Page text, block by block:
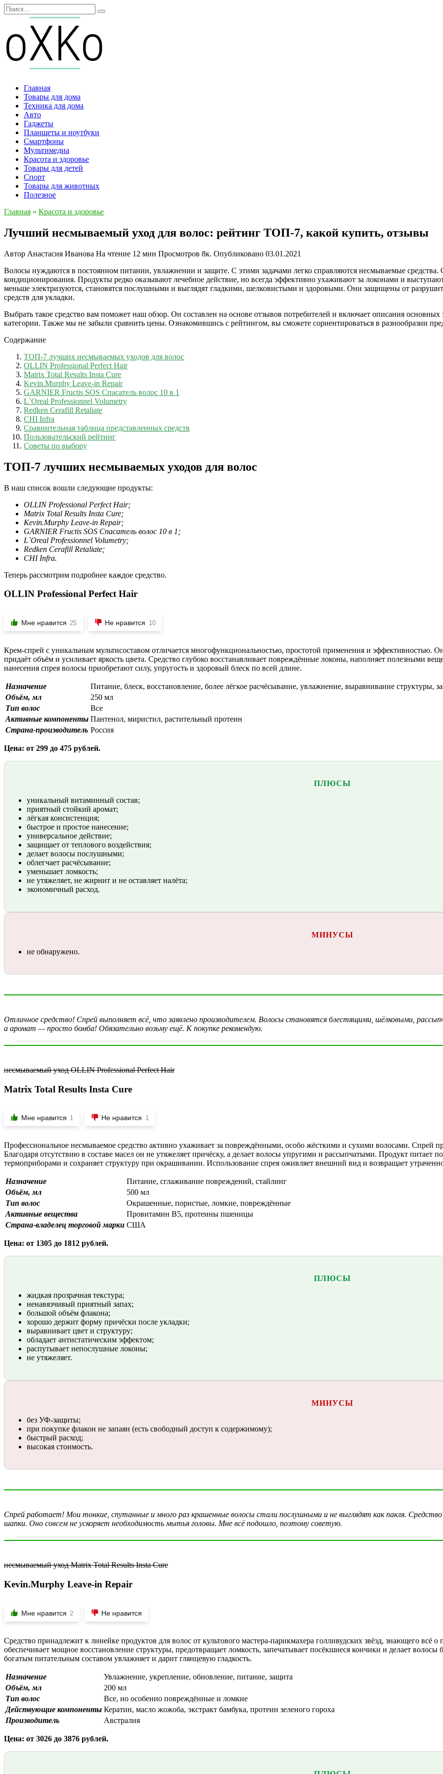
Перейти
к
содержанию
Search
for:
Главная
Товары для дома
Техника для дома
Авто
Гаджеты
Планшеты и ноутбуки
Смартфоны
Мультимедиа
Красота и здоровье
Товары для детей
Спорт
Товары для животных
Полезное
Главная » Красота и здоровье
Лучший несмываемый уход для волос: рейтинг ТОП-7, какой купить, отзывы
Автор Анастасия Иванова На чтение 12 мин Просмотров 8к. Опубликовано 03.01.2021
Волосы нуждаются в постоянном питании, увлажнении и защите. С этими задачами легко справляются несмываемые
кондиционирования. Продукты редко оказывают лечебное действие, но всегда эффективно ухаживают за локонами и
меньше электризуются, становятся послушными и выглядят гладкими, шелковистыми и здоровыми. Они защищены от
средств для укладки.
Выбрать такое средство вам поможет наш обзор. Он составлен на основе отзывов потребителей и включает описания
категории. Также мы не забыли сравнить цены. Ознакомившись с рейтингом, вы сможете сориентироваться в разнообразии
Содержание
ТОП-7 лучших несмываемых уходов для волос
OLLIN Professional Perfect Hair
Matrix Total Results Insta Cure
Kevin.Murphy Leave-in Repair
GARNIER Fructis SOS Спасатель волос 10 в 1
L`Oreal Professionnel Volumetry
Redken Cerafill Retaliate
CHI Infra
Сравнительная таблица представленных средств
Пользовательский рейтинг
Советы по выбору
ТОП-7 лучших несмываемых уходов для волос
В наш список вошли следующие продукты:
OLLIN Professional Perfect Hair;
Matrix Total Results Insta Cure;
Kevin.Murphy Leave-in Repair;
GARNIER Fructis SOS Спасатель волос 10 в 1;
L`Oreal Professionnel Volumetry;
Redken Cerafill Retaliate;
CHI Infra.
Теперь рассмотрим подробнее каждое средство.
OLLIN Professional Perfect Hair
Мне нравится 25 Не нравится 10
Крем-спрей с уникальным мультисоставом отличается многофункциональностью, простотой применения и эффективностью.
придаёт объём и усиливает яркость цвета. Средство глубоко восстанавливает повреждённые локоны, наполняет полезными
нанесения спрея волосы приобретают силу, упругость и здоровый блеск по всей длине.
Назначение
Питание, блеск, восстановление, более лёгкое расчёсывание, увлажнение, выравнивание структуры,
Объём, мл
250 мл
Тип волос
Все
Активные компоненты Пантенол, миристил, растительный протеин
Страна-производитель Россия
Цена: от 299 до 475 рублей.
ПЛЮСЫ
уникальный витаминный состав;
приятный стойкий аромат;
лёгкая консистенция;
быстрое и простое нанесение;
универсальное действие;
защищает от теплового воздействия;
делает волосы послушными;
облегчает расчёсывание;
уменьшает ломкость;
не утяжеляет, не жирнит и не оставляет налёта;
экономичный расход.
МИНУСЫ
не обнаружено.
Отличное средство! Спрей выполняет всё, что заявлено производителем. Волосы становятся блестящими, шёлковыми,
а аромат — просто бомба! Обязательно возьму ещё. К покупке рекомендую.
несмываемый уход OLLIN Professional Perfect Hair
Matrix Total Results Insta Cure
Мне нравится 1 Не нравится 1
Профессиональное несмываемое средство активно ухаживает за повреждёнными, особо жёсткими и сухими волосами. Спрей
Благодаря отсутствию в составе масел он не утяжеляет причёску, а делает волосы упругими и рассыпчатыми. Продукт
термоприборами и сохраняет структуру при окрашивании. Использование спрея оживляет внешний вид и возвращает
Назначение
Питание, сглаживание повреждений, стайлинг
Объём, мл
500 мл
Тип волос
Окрашенные, пористые, ломкие, повреждённые
Активные вещества
Провитамин B5, протеины пшеницы
Страна-владелец торговой марки США
Цена: от 1305 до 1812 рублей.
ПЛЮСЫ
жидкая прозрачная текстура;
ненавязчивый приятный запах;
большой объём флакона;
хорошо держит форму причёски после укладки;
выравнивает цвет и структуру;
обладает антистатическим эффектом;
распутывает непослушные локоны;
не утяжеляет.
МИНУСЫ
без УФ-защиты;
при покупке флакон не запаян (есть свободный доступ к содержимому);
быстрый расход;
высокая стоимость.
Спрей работает! Мои тонкие, спутанные и много раз крашенные волосы стали послушными и не выглядят как пакля.
шапки. Оно совсем не ускоряет необходимость мытья головы. Мне всё подошло, поэтому советую.
несмываемый уход Matrix Total Results Insta Cure
Kevin.Murphy Leave-in Repair
Мне нравится 2 Не нравится
Средство принадлежит к линейке продуктов для волос от культового мастера-парикмахера голливудских звёзд, знающего
обеспечивает мощное восстановление структуры, предотвращает ломкость, запечатывает посёкшиеся кончики и делает
богатым питательным составом увлажняет и дарит глянцевую гладкость.
Назначение
Увлажнение, укрепление, обновление, питание, защита
Объём, мл
200 мл
Тип волос
Все, но особенно повреждённые и ломкие
Действующие компоненты Кератин, масло жожоба, экстракт бамбука, протеин зеленого гороха
Производитель
Австралия
Цена: от 3026 до 3876 рублей.